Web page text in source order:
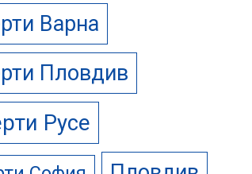
Варна
Пловдив
Русе